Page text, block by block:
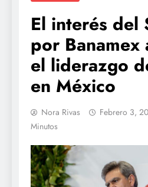
El interés del
por Banamex
el liderazgo
en México
Nora Rivas Febrero 3,
Minutos